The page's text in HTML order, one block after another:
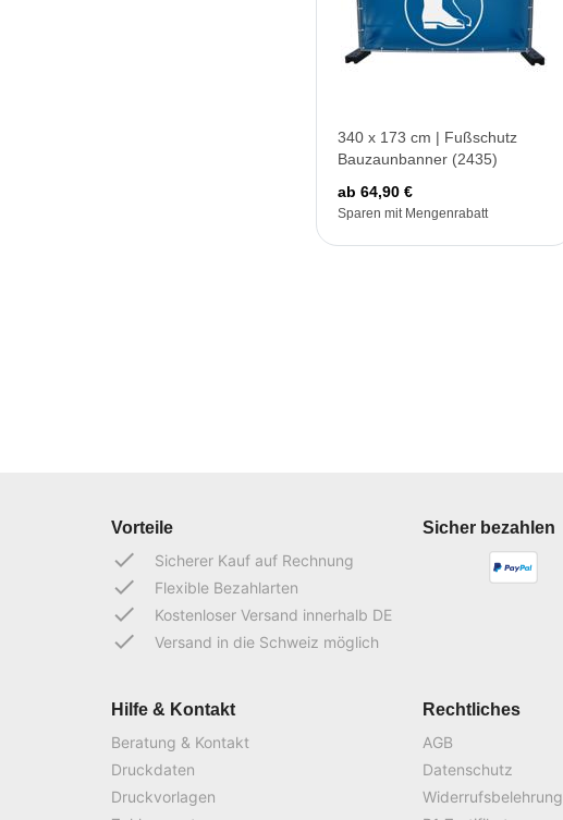
340 x 173 cm | Fußschutz
Bauzaunbanner (2435)
ab 64,90 €
Sparen mit Mengenrabatt
Vorteile
done Sicherer Kauf auf Rechnung
done Flexible Bezahlarten
done Kostenloser Versand innerhalb DE
done Versand in die Schweiz möglich
Sicher bezahlen
Hilfe & Kontakt
Beratung & Kontakt
Druckdaten
Druckvorlagen
Rechtliches
AGB
Datenschutz
Widerrufsbelehrung